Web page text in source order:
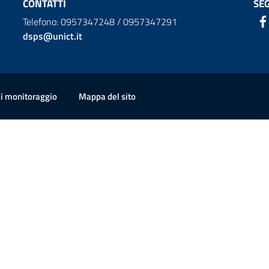
CONTATTI
Telefono: 0957347248 / 0957347291
dsps@unict.it
monitoraggio Mappa del sito